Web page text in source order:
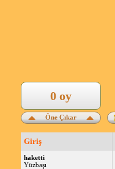
Öne Çıkar
0 oy
Giriş
haketti
Yüzbaşı